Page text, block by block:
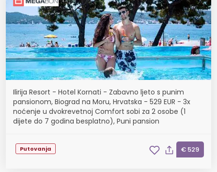
Ilirija Resort - Hotel Kornati - Zabavno ljeto s punim
pansionom, Biograd na Moru, Hrvatska - 529 EUR - 3x
noćenje u dvokrevetnoj Comfort sobi za 2 osobe (1
dijete do 7 godina besplatno), Puni pansion
Putovanja € 529